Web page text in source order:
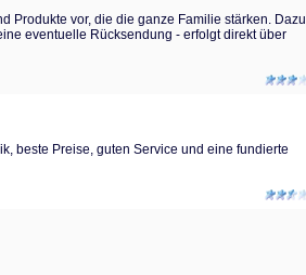
Produkte vor, die die ganze Familie stärken. Dazu
eventuelle Rücksendung - erfolgt direkt über
beste Preise, guten Service und eine fundierte